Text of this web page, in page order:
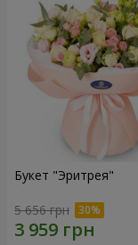
Букет "Эритрея"
5 656 грн